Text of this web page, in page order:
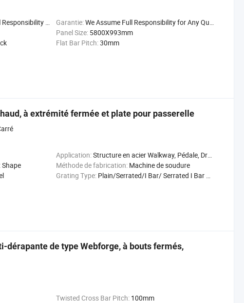
for Any Quality Issu Garantie:We Assume Full Responsibility for Any Quality Issu
Panel Size: 5800X993mm
Flat Bar Pitch:30mm
à extrémité fermée et plate pour passerelle
Application:Structure en acier Walkway, Pédale, Drain de couverture
Shape Méthode de fabrication: Machine de soudure
Grating Type: Plain/Serrated/I Bar/ Serrated I Bar Grating
dérapante de type Webforge, à bouts fermés,
Twisted Cross Bar Pitch: 100mm